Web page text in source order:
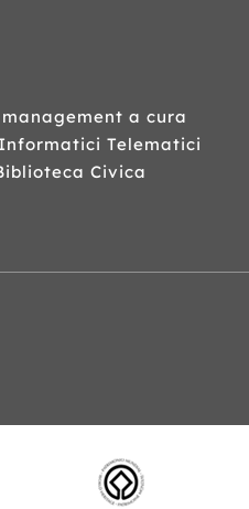
a cura
Telematici
Civica